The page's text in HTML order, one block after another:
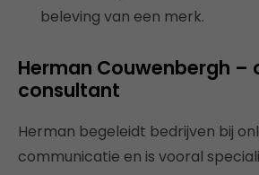
beleving van een merk.
Herman Couwenbergh –
consultant
Herman begeleidt bedrijven bij
communicatie en is vooral